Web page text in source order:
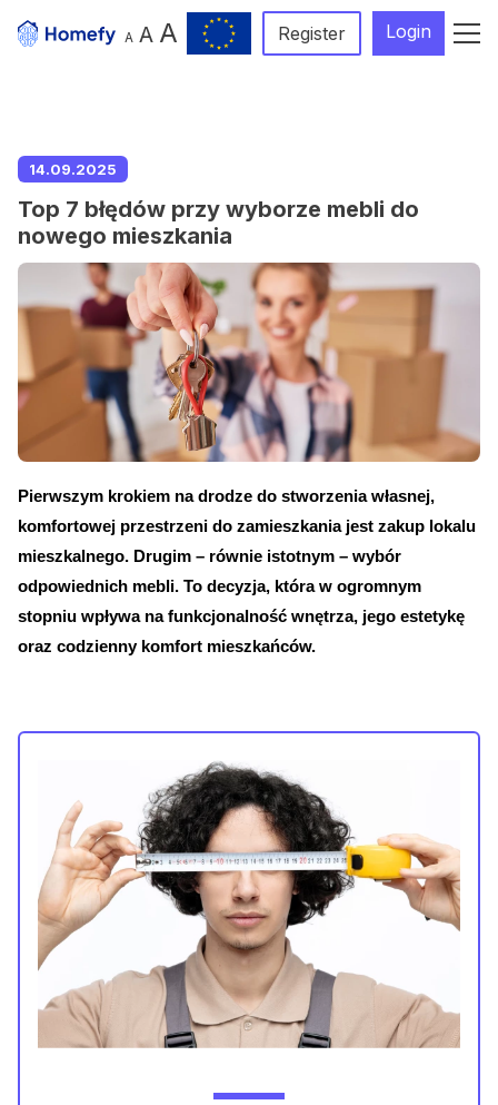
A A A Register Login
14.09.2025
Top 7 błędów przy wyborze mebli do
nowego mieszkania
Pierwszym krokiem na drodze do stworzenia własnej,
komfortowej przestrzeni do zamieszkania jest zakup lokalu
mieszkalnego. Drugim – równie istotnym – wybór
odpowiednich mebli. To decyzja, która w ogromnym
stopniu wpływa na funkcjonalność wnętrza, jego estetykę
oraz codzienny komfort mieszkańców.